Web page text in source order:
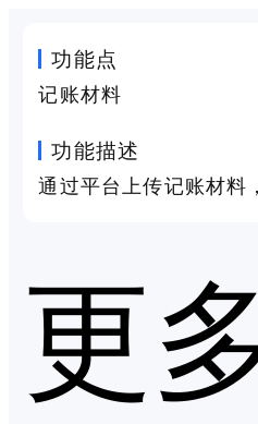
功能点
记账材料
功能描述
通过平台上传记账材料，
更